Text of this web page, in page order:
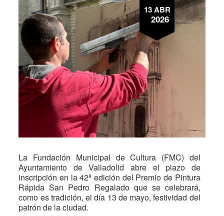
13 ABR
2026
La Fundación Municipal de Cultura (FMC) del
Ayuntamiento de Valladolid abre el plazo de
inscripción en la 42ª edición del Premio de Pintura
Rápida San Pedro Regalado que se celebrará,
como es tradición, el día 13 de mayo, festividad del
patrón de la ciudad.